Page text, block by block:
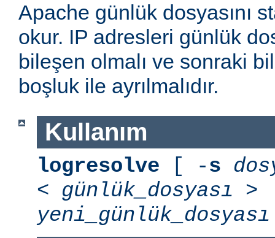
Apache günlük dosyasını
okur. IP adresleri günlük
bileşen olmalı ve sonraki
boşluk ile ayrılmalıdır.
Kullanım
logresolve [ -s
< günlük_dosyası >
yeni_günlük_dosyası